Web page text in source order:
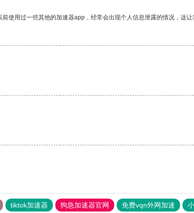
使用过一些其他的加速器app，经常会出现个人信息泄露的情况，这让
tiktok加速器 狗急加速器官网 免费vqn外网加速